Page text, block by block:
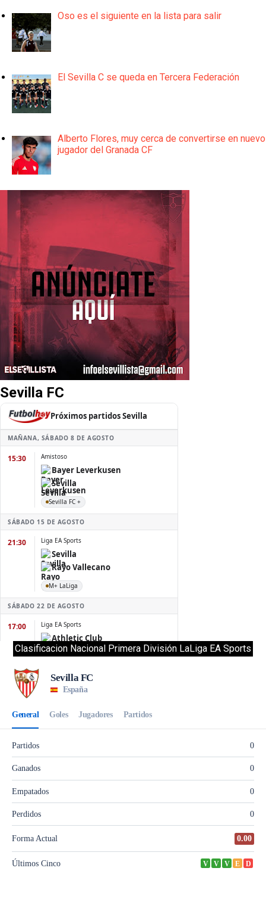
Oso es el siguiente en la lista para salir
El Sevilla C se queda en Tercera Federación
Alberto Flores, muy cerca de convertirse en nuevo
jugador del Granada CF
Sevilla FC
Clasificacion Nacional Primera División LaLiga EA Sports